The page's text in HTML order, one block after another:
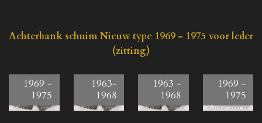
Achterbank schuim Nieuw type 1969 - 1975 voor leder
(zitting)
1969 -
1975
1963-
1968
1963 -
1968
1969 -
1975